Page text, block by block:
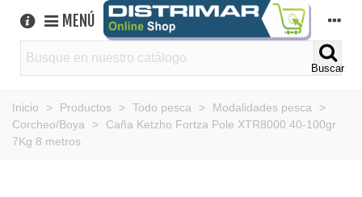
MENÚ
Buscar
Inicio > Productos > Todo pesca > Modalidades pesca
>
Corcheo/Boya
>
Caña Ketzho Fortza Pole XTR8000 40-100gr
7Kg 8 metros